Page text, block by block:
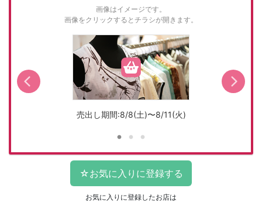
画像はイメージです。
画像をクリックするとチラシが開きます。
売出し期間:8/8(土)〜8/11(火)
お気に入りに登録したお店は